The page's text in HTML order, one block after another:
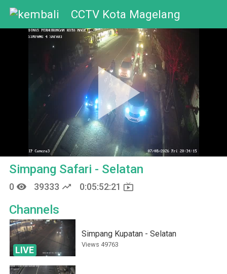
CCTV Kota Magelang
Simpang Safari - Selatan
0 remove_red_eye 39333 trending_up 0:05:52:23 live_tv
Channels
LIVE
Simpang Kupatan - Selatan
Views 49763